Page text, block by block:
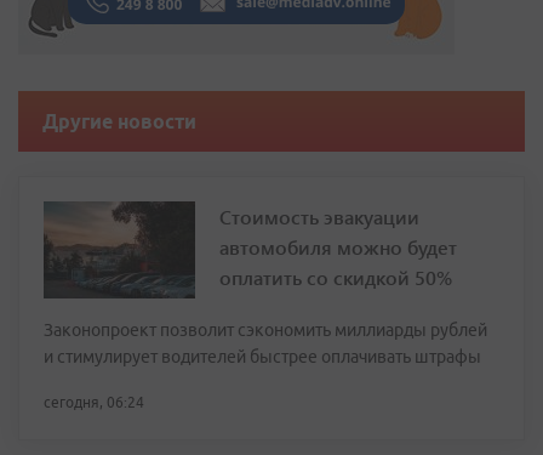
Другие новости
Стоимость эвакуации
автомобиля можно будет
оплатить со скидкой 50%
Законопроект позволит сэкономить миллиарды рублей
и стимулирует водителей быстрее оплачивать штрафы
сегодня, 06:24